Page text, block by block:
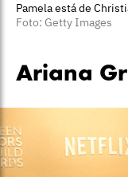
Pamela está de
Foto: Getty Images
Ariana